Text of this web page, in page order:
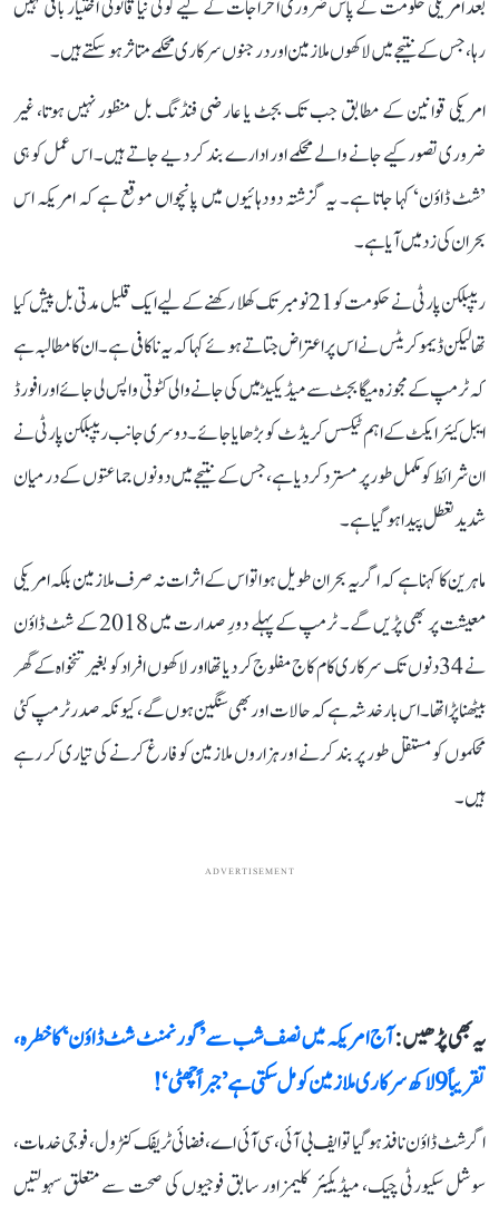
بعد امریکی حکومت کے پاس ضروری اخراجات کے لیے کوئی نیا قانونی اختیار باقی نہیں
رہا، جس کے نتیجے میں لاکھوں ملازمین اور درجنوں سرکاری محکمے متاثر ہو سکتے ہیں۔
امریکی قوانین کے مطابق جب تک بجٹ یا عارضی فنڈنگ بل منظور نہیں ہوتا، غیر
ضروری تصور کیے جانے والے محکمے اور ادارے بند کر دیے جاتے ہیں۔ اس عمل کو ہی
’شٹ ڈاؤن‘ کہا جاتا ہے۔ یہ گزشتہ دو دہائیوں میں پانچواں موقع ہے کہ امریکہ اس
بحران کی زد میں آیا ہے۔
ریپبلکن پارٹی نے حکومت کو 21 نومبر تک کھلا رکھنے کے لیے ایک قلیل مدتی بل پیش کیا
تھا لیکن ڈیموکریٹس نے اس پر اعتراض جتاتے ہوئے کہا کہ یہ ناکافی ہے۔ ان کا مطالبہ ہے
کہ ٹرمپ کے مجوزہ میگا بجٹ سے میڈیکیڈ میں کی جانے والی کٹوتی واپس لی جائے اور افورڈ
ایبل کیئر ایکٹ کے اہم ٹیکس کریڈٹ کو بڑھایا جائے۔ دوسری جانب ریپبلکن پارٹی نے
ان شرائط کو مکمل طور پر مسترد کر دیا ہے، جس کے نتیجے میں دونوں جماعتوں کے درمیان
شدید تعطل پیدا ہو گیا ہے۔
ماہرین کا کہنا ہے کہ اگر یہ بحران طویل ہوا تو اس کے اثرات نہ صرف ملازمین بلکہ امریکی
معیشت پر بھی پڑیں گے۔ ٹرمپ کے پہلے دورِ صدارت میں 2018 کے شٹ ڈاؤن
نے 34 دنوں تک سرکاری کام کاج مفلوج کر دیا تھا اور لاکھوں افراد کو بغیر تنخواہ کے گھر
بیٹھنا پڑا تھا۔ اس بار خدشہ ہے کہ حالات اور بھی سنگین ہوں گے، کیونکہ صدر ٹرمپ کئی
محکموں کو مستقل طور پر بند کرنے اور ہزاروں ملازمین کو فارغ کرنے کی تیاری کر رہے
ہیں۔
ADVERTISEMENT
یہ بھی پڑھیں :آج امریکہ میں نصف شب سے ’گورنمنٹ شٹ ڈاؤن‘ کا خطرہ،
تقریباً 9 لاکھ سرکاری ملازمین کو مل سکتی ہے ’جبراً چھٹی‘!
اگر شٹ ڈاؤن نافذ ہو گیا تو ایف بی آئی، سی آئی اے، فضائی ٹریفک کنٹرول، فوجی خدمات،
سوشل سکیورٹی چیک، میڈیکیئر کلیمز اور سابق فوجیوں کی صحت سے متعلق سہولتیں